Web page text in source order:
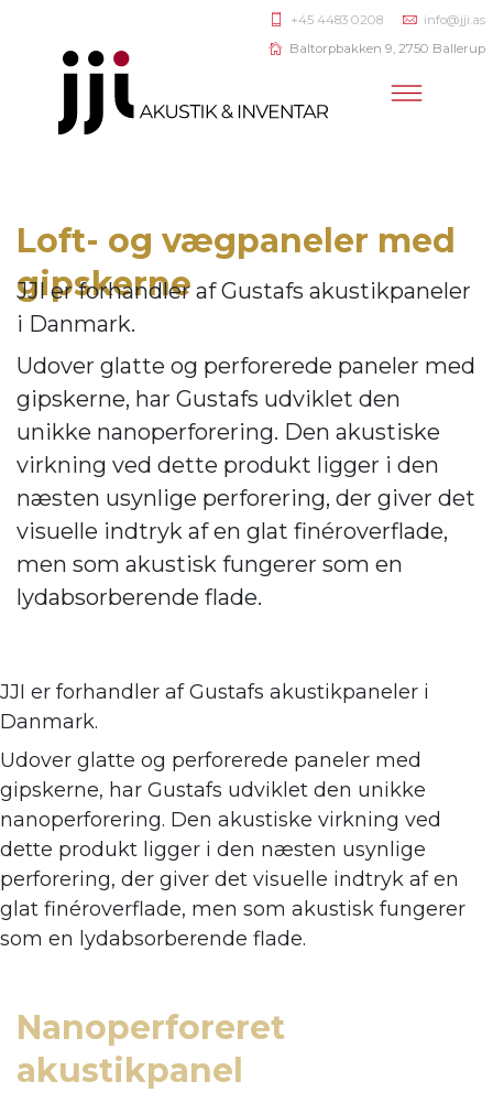
+45 4483 0208
info@jji.as
Baltorpbakken 9, 2750 Ballerup
Loft- og vægpaneler med
gipskerne
JJI er forhandler afGustafs akustikpaneler
i Danmark.
Udover glatte og perforerede paneler med
gipskerne, har Gustafs udviklet den
unikke nanoperforering. Den akustiske
virkning ved dette produkt ligger i den
næsten usynlige perforering, der giver det
visuelle indtryk af en glat finéroverflade,
men som akustisk fungerer som en
lydabsorberende flade.
JJI er forhandler afGustafs akustikpaneler i
Danmark.
Udover glatte og perforerede paneler med
gipskerne, har Gustafs udviklet den unikke
nanoperforering. Den akustiske virkning ved
dette produkt ligger i den næsten usynlige
perforering, der giver det visuelle indtryk af en
glat finéroverflade, men som akustisk fungerer
som en lydabsorberende flade.
Nanoperforeret
akustikpanel